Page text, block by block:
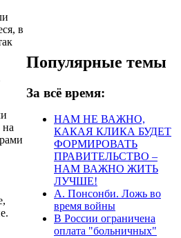
в
Популярные темы
За всё время:
НАМ НЕ ВАЖНО,
КАКАЯ КЛИКА БУДЕТ
ФОРМИРОВАТЬ
ПРАВИТЕЛЬСТВО –
НАМ ВАЖНО ЖИТЬ
ЛУЧШЕ!
А. Понсонби. Ложь во
время войны
В России ограничена
оплата "больничных"